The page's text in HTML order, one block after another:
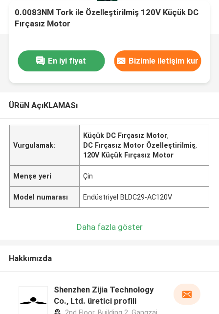
0.0083NM Tork ile Özelleştirilmiş 120V Küçük DC
Fırçasız Motor
En iyi fiyat Bizimle iletişim kur
ÜRüN AçıKLAMASı
Vurgulamak:
Küçük DC Fırçasız Motor,
DC Fırçasız Motor Özelleştirilmiş,
120V Küçük Fırçasız Motor
Menşe yeri Çin
Model numarası Endüstriyel BLDC29-AC120V
Daha fazla göster
Hakkımızda
Shenzhen Zijia Technology
Co., Ltd. üretici profili